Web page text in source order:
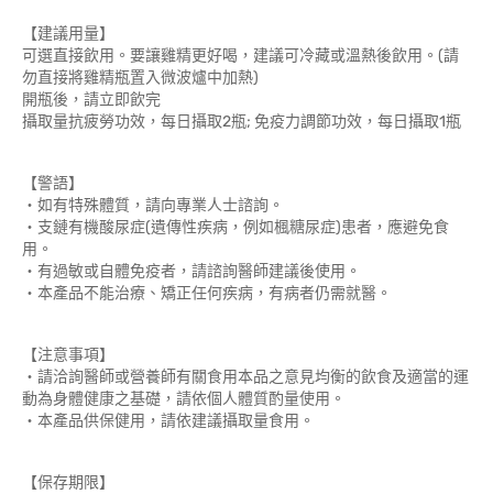
【建議用量】
可選直接飲用。要讓雞精更好喝，建議可冷藏或溫熱後飲用。(請
勿直接將雞精瓶置入微波爐中加熱)
開瓶後，請立即飲完
攝取量抗疲勞功效，每日攝取2瓶; 免疫力調節功效，每日攝取1瓶
【警語】
‧如有特殊體質，請向專業人士諮詢。
‧支鏈有機酸尿症(遺傳性疾病，例如楓糖尿症)患者，應避免食
用。
‧有過敏或自體免疫者，請諮詢醫師建議後使用。
‧本產品不能治療、矯正任何疾病，有病者仍需就醫。
【注意事項】
‧請洽詢醫師或營養師有關食用本品之意見均衡的飲食及適當的運
動為身體健康之基礎，請依個人體質酌量使用。
‧本產品供保健用，請依建議攝取量食用。
【保存期限】